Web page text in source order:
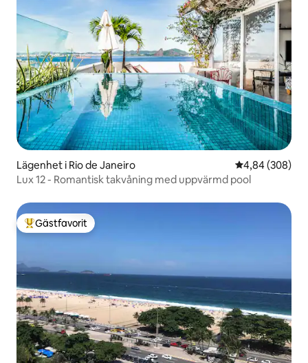
Lägenhet i Rio de Janeiro 4,84 av 5 i
4,84 (308)
Lux 12 - Romantisk takvåning med uppvärmd pool
Populär gästfavorit
Gästfavorit